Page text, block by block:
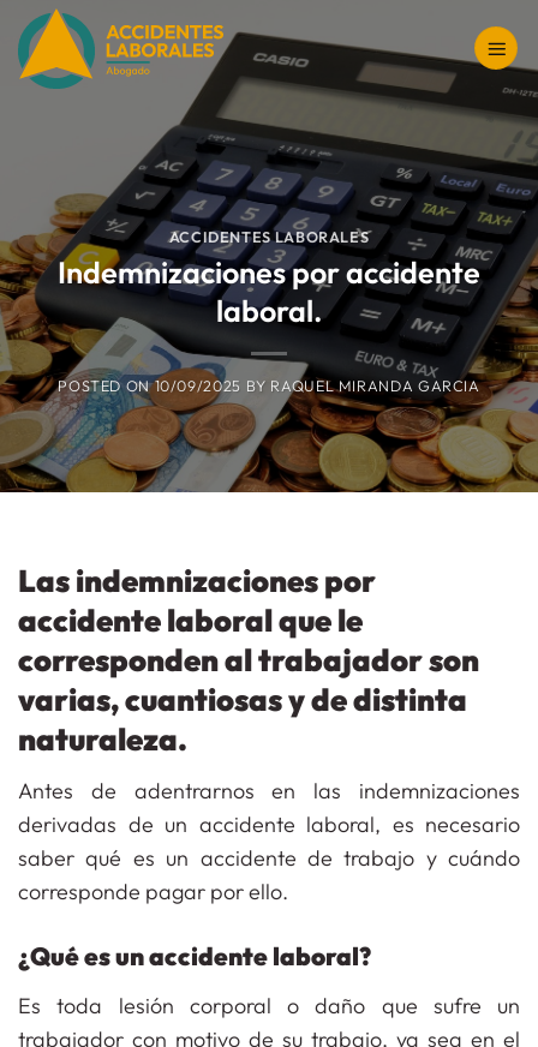
Saltar
contenido
ACCIDENTES LABORALES
Indemnizaciones por accidente
laboral.
POSTED ON10/09/2025 BY RAQUEL MIRANDA GARCIA
Las indemnizaciones por
accidente laboral que le
corresponden al trabajador son
varias, cuantiosas y de distinta
naturaleza.
Antes de adentrarnos en las indemnizaciones
derivadas de un accidente laboral, es necesario
saber qué es un accidente de trabajo y cuándo
corresponde pagar por ello.
¿Qué es un accidente laboral?
Es toda lesión corporal o daño que sufre un
trabajador con motivo de su trabajo, ya sea en el